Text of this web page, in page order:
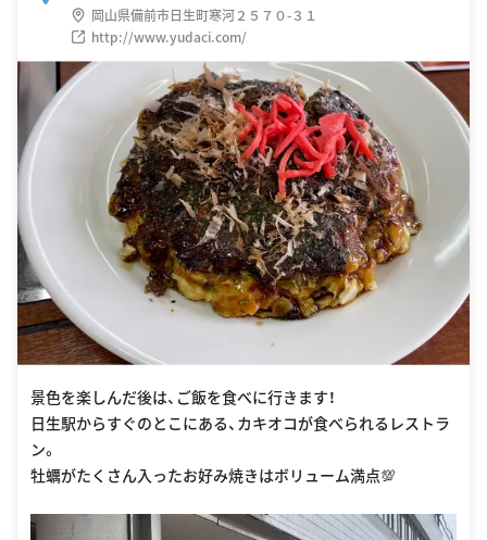
岡山県備前市日生町寒河２５７０-３１
http://www.yudaci.com/
景色を楽しんだ後は、ご飯を食べに行きます！
日生駅からすぐのとこにある、カキオコが食べられるレストラ
ン。
牡蠣がたくさん入ったお好み焼きはボリューム満点💯